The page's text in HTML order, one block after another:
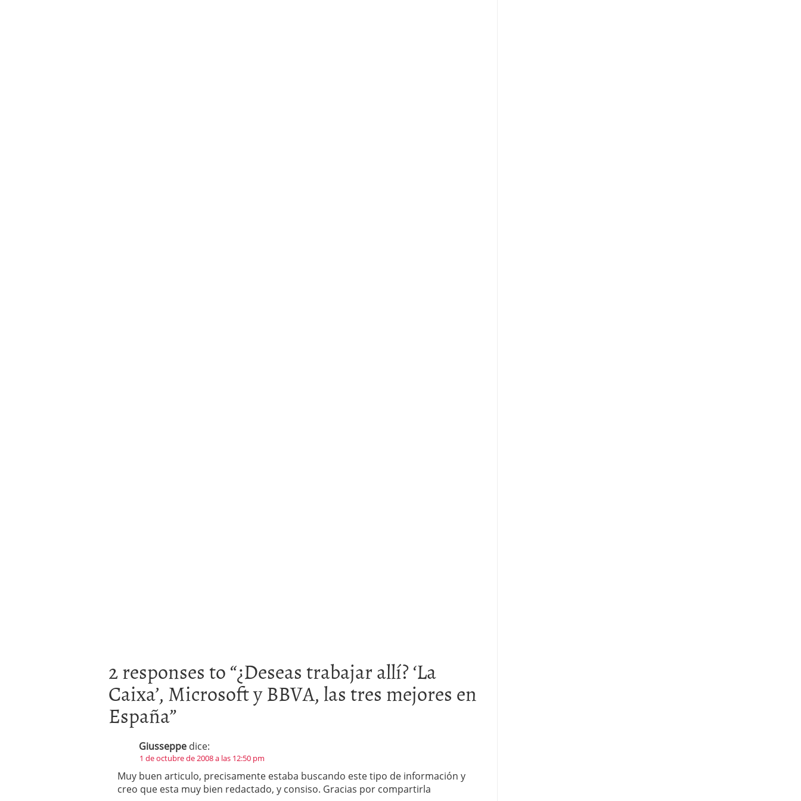
2 responses to “¿Deseas trabajar allí? ‘La
Caixa’, Microsoft y BBVA, las tres mejores en
España”
Giusseppe dice:
1 de octubre de 2008 a las 12:50 pm
Muy buen articulo, precisamente estaba buscando este tipo de información y
creo que esta muy bien redactado, y consiso. Gracias por compartirla